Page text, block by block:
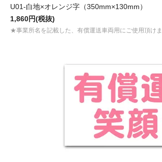
U01-白地×オレンジ字（350mm×130mm）
1,860円(税抜)
★事業所名を記載した、有償運送車両用にご使用頂け